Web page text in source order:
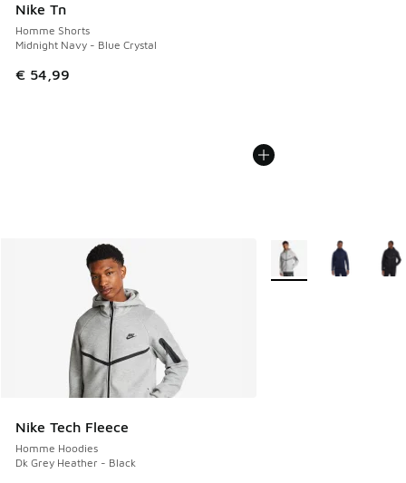
Nike Tn
Homme Shorts
Midnight Navy - Blue Crystal
€ 54,99
Nike Tech Fleece
Homme Hoodies
Dk Grey Heather - Black
Plus de couleurs